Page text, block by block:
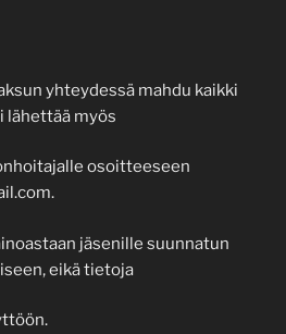
yhteydessä mahdu kaikki
lähettää myös
osoitteeseen
jäsenille suunnatun
eikä tietoja